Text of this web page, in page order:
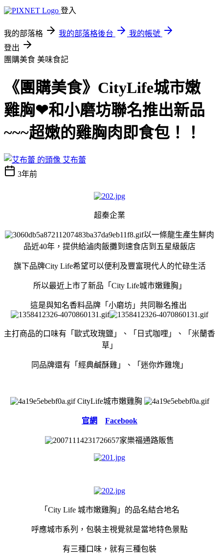
登入
我的部落格 我的部落格後台
我的帳號
登出
團購美食 美味食記
《團購美食》CityLife城市嫩
雞胸❤和小磨坊聯名推出新品
~~~超嫩的雞胸肉即食包！！
艾布蕾
3年前
超秦企業
以一條龍生產生鮮肉
品近40年，提供給滷肉飯攤到速食店到五星級飯店
旗下品牌City Life希望可以便利及豐富現代人的忙碌生活
所以最近上市了新品 「 City Life城市嫩雞胸 」
這是與知名香料品牌 「小磨坊」共同聯名推出
主打商品的口味有「歐式玫瑰鹽 」、 「 日式咖哩 」、 「 米蘭香
草」
同品牌還有 「 經典鹹酥雞 」、 「 迷你炸雞塊 」
CityLife城市嫩雞胸
官網 Facebook
家樂福通路販售
「 City Life 城市嫩雞胸 」的品名結合地名
呼應城市系列，包裝主視覺就是當地特色景點
有三種口味，就有三種包裝